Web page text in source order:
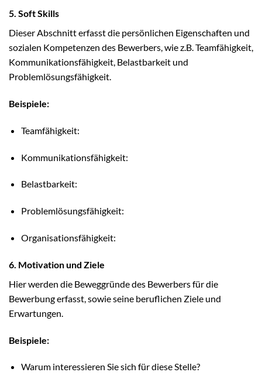
5. Soft Skills
Dieser Abschnitt erfasst die persönlichen Eigenschaften und
sozialen Kompetenzen des Bewerbers, wie z.B. Teamfähigkeit,
Kommunikationsfähigkeit, Belastbarkeit und
Problemlösungsfähigkeit.
Beispiele:
Teamfähigkeit:
Kommunikationsfähigkeit:
Belastbarkeit:
Problemlösungsfähigkeit:
Organisationsfähigkeit:
6. Motivation und Ziele
Hier werden die Beweggründe des Bewerbers für die
Bewerbung erfasst, sowie seine beruflichen Ziele und
Erwartungen.
Beispiele:
Warum interessieren Sie sich für diese Stelle?